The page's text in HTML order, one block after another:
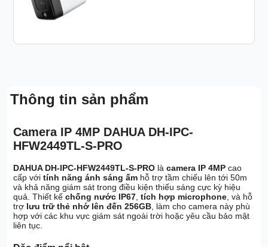
Thông tin sản phẩm
Camera IP 4MP DAHUA DH-IPC-
HFW2449TL-S-PRO
DAHUA DH-IPC-HFW2449TL-S-PRO làcamera IP 4MP cao
cấp vớitính năng ánh sáng ấm hỗ trợ tầm chiếu lên tới 50m
và khả năng giám sát trong điều kiện thiếu sáng cực kỳ hiệu
quả. Thiết kếchống nước IP67 ,tích hợp microphone , và hỗ
trợ lưu trữ thẻ nhớ lên đến 256GB , làm cho camera này phù
hợp với các khu vực giám sát ngoài trời hoặc yêu cầu bảo mật
liên tục.